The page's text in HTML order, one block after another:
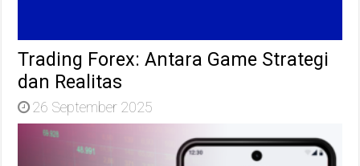
Trading Forex: Antara Game Strategi
dan Realitas
26 September 2025